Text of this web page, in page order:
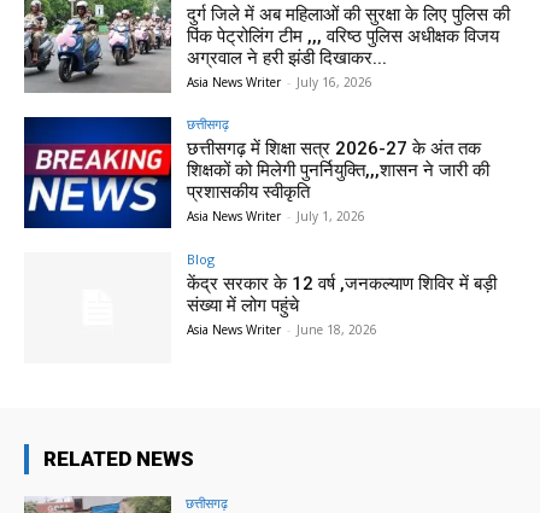
दुर्ग जिले में अब महिलाओं की सुरक्षा के लिए पुलिस की
पिंक पेट्रोलिंग टीम ,,, वरिष्ठ पुलिस अधीक्षक विजय
अग्रवाल ने हरी झंडी दिखाकर...
Asia News Writer - July 16, 2026
छत्तीसगढ़
छत्तीसगढ़ में शिक्षा सत्र 2026-27 के अंत तक
शिक्षकों को मिलेगी पुनर्नियुक्ति,,,शासन ने जारी की
प्रशासकीय स्वीकृति
Asia News Writer - July 1, 2026
Blog
केंद्र सरकार के 12 वर्ष ,जनकल्याण शिविर में बड़ी
संख्या में लोग पहुंचे
Asia News Writer - June 18, 2026
RELATED NEWS
छत्तीसगढ़